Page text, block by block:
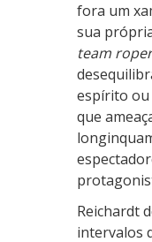
fora um
sua
team roper
espírito ou
que
Reichardt
intervalos